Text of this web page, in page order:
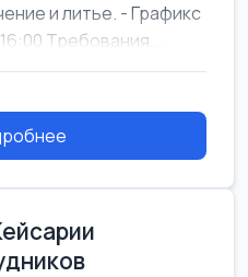
и литье. - Графикс
Требования...